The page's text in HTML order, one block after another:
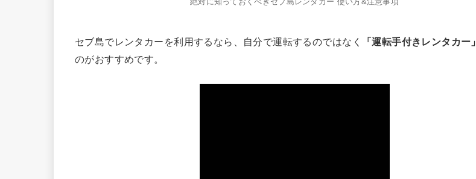
セブ島でレンタカーを利用するなら、自分で運転するのではなく 「運転手付きレンタカー」
のがおすすめです。